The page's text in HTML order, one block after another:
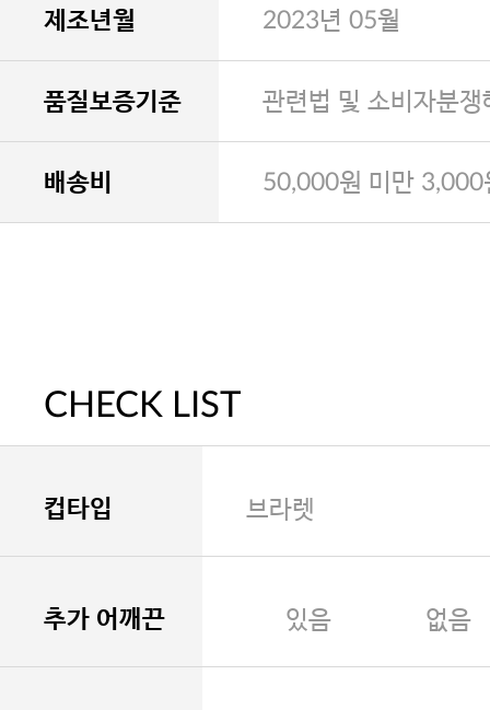
제조년월 2023년 05월
품질보증기준 관련법 및 소비자분
배송비 50,000원 미만 3,000
CHECK LIST
컵타입 브라렛
추가 어깨끈 있음 없음